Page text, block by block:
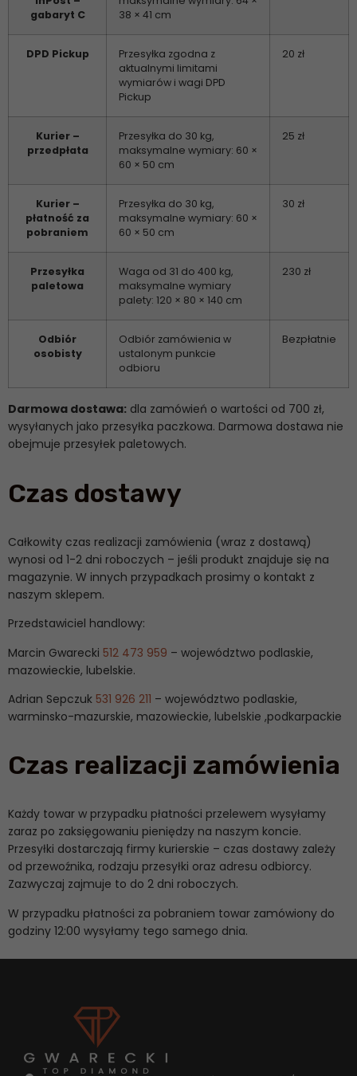
gabaryt C
38 × 41 cm
DPD Pickup
Przesyłka zgodna z
aktualnymi limitami
wymiarów i wagi DPD
Pickup
20 zł
Kurier –
przedpłata
Przesyłka do 30 kg,
maksymalne wymiary: 60 ×
60 × 50 cm
25 zł
Kurier –
płatność za
pobraniem
Przesyłka do 30 kg,
maksymalne wymiary: 60 ×
60 × 50 cm
30 zł
Przesyłka
paletowa
Waga od 31 do 400 kg,
maksymalne wymiary
palety: 120 × 80 × 140 cm
230 zł
Odbiór
osobisty
Odbiór zamówienia w
ustalonym punkcie
odbioru
Bezpłatnie
Darmowa dostawa: dla zamówień o wartości od 700 zł,
wysyłanych jako przesyłka paczkowa. Darmowa dostawa nie
obejmuje przesyłek paletowych.
Czas dostawy
Całkowity czas realizacji zamówienia (wraz z dostawą)
wynosi od 1-2 dni roboczych – jeśli produkt znajduje się na
magazynie. W innych przypadkach prosimy o kontakt z
naszym sklepem.
Przedstawiciel handlowy:
Marcin Gwarecki 512 473 959 – województwo podlaskie,
mazowieckie, lubelskie.
Adrian Sepczuk 531 926 211 – województwo podlaskie,
warminsko-mazurskie, mazowieckie, lubelskie ,podkarpackie
Czas realizacji zamówienia
Każdy towar w przypadku płatności przelewem wysyłamy
zaraz po zaksięgowaniu pieniędzy na naszym koncie.
Przesyłki dostarczają firmy kurierskie – czas dostawy zależy
od przewoźnika, rodzaju przesyłki oraz adresu odbiorcy.
Zazwyczaj zajmuje to do 2 dni roboczych.
W przypadku płatności za pobraniem towar zamówiony do
godziny 12:00 wysyłamy tego samego dnia.